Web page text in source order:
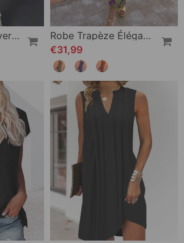
Robe Ample À Revers Et Manches Courtes
Robe Trapèze Élégante À Manches Bouffantes En V Profond Et Imprimé Feuilles
€31,99